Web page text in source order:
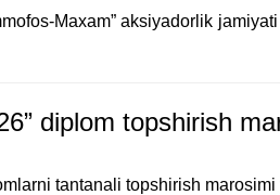
Maxam” aksiyadorlik
diplom topshirish
tantanali topshirish